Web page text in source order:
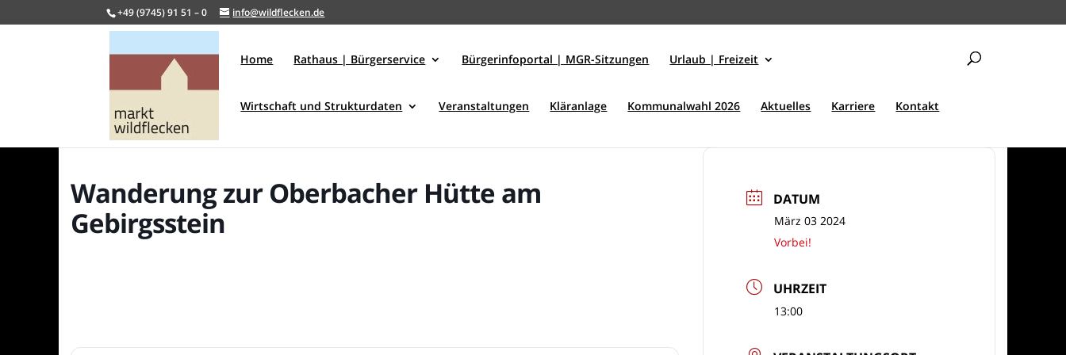
+49 (9745) 91 51 – 0 info@wildflecken.de
Home Rathaus | Bürgerservice Bürgerinfoportal | MGR-Sitzungen Urlaub | Freizeit
Wirtschaft und Strukturdaten Veranstaltungen Kläranlage Kommunalwahl 2026 Aktuelles Karriere Kontakt
Wanderung zur Oberbacher Hütte am
Gebirgsstein
DATUM
März 03 2024
Vorbei!
UHRZEIT
13:00